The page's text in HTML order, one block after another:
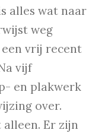
alles wat naar
weg
vrij recent
vijf
en plakwerk
over.
Er zijn